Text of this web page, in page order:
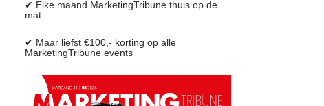
✔ Elke maand MarketingTribune thuis op de
mat
✔ Maar liefst €100,- korting op alle
MarketingTribune events